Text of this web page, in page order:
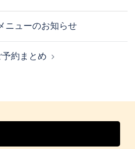
ニューのお知らせ
予約まとめ